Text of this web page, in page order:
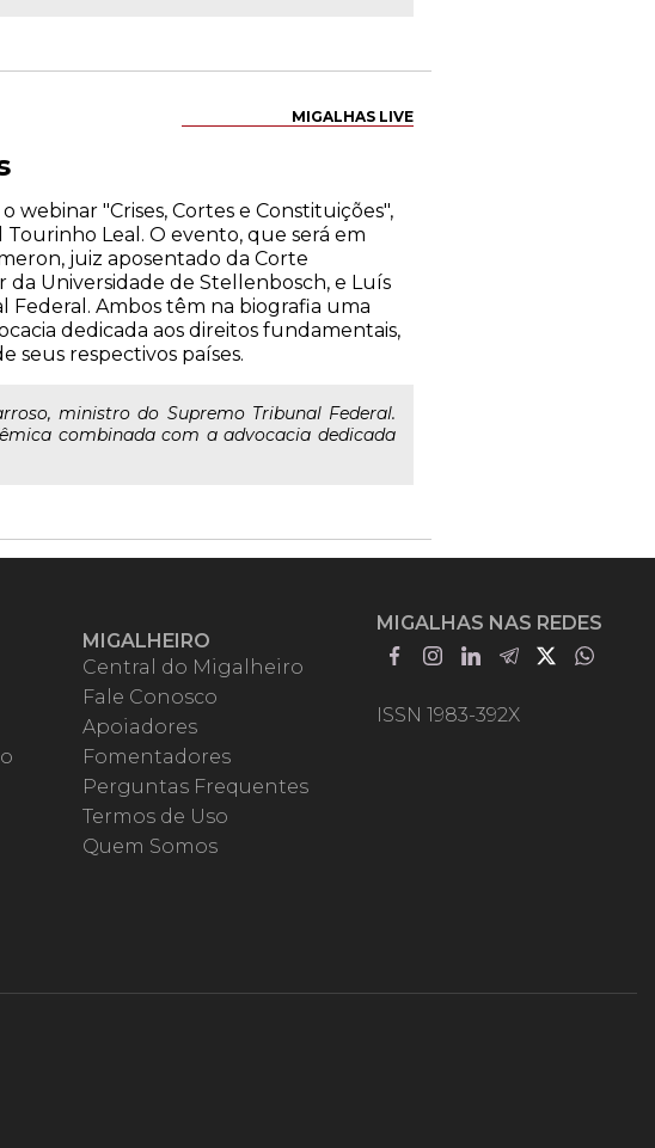
MIGALHAS LIVE
webinar "Crises, Cortes e Constituições",
Leal. O evento, que será em
juiz aposentado da Corte
Universidade de Stellenbosch, e Luís
Ambos têm na biografia uma
dedicada aos direitos fundamentais,
seus respectivos países.
ministro do Supremo Tribunal Federal.
combinada com a advocacia dedicada
MIGALHEIRO
Central do Migalheiro
Fale Conosco
Apoiadores
Fomentadores
Perguntas Frequentes
Termos de Uso
Quem Somos
MIGALHAS NAS REDES
ISSN 1983-392X